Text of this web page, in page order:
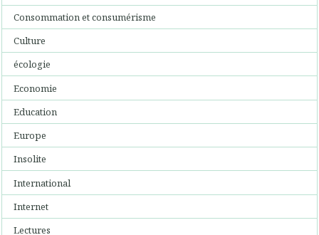
Consommation et consumérisme
Culture
écologie
Economie
Education
Europe
Insolite
International
Internet
Lectures